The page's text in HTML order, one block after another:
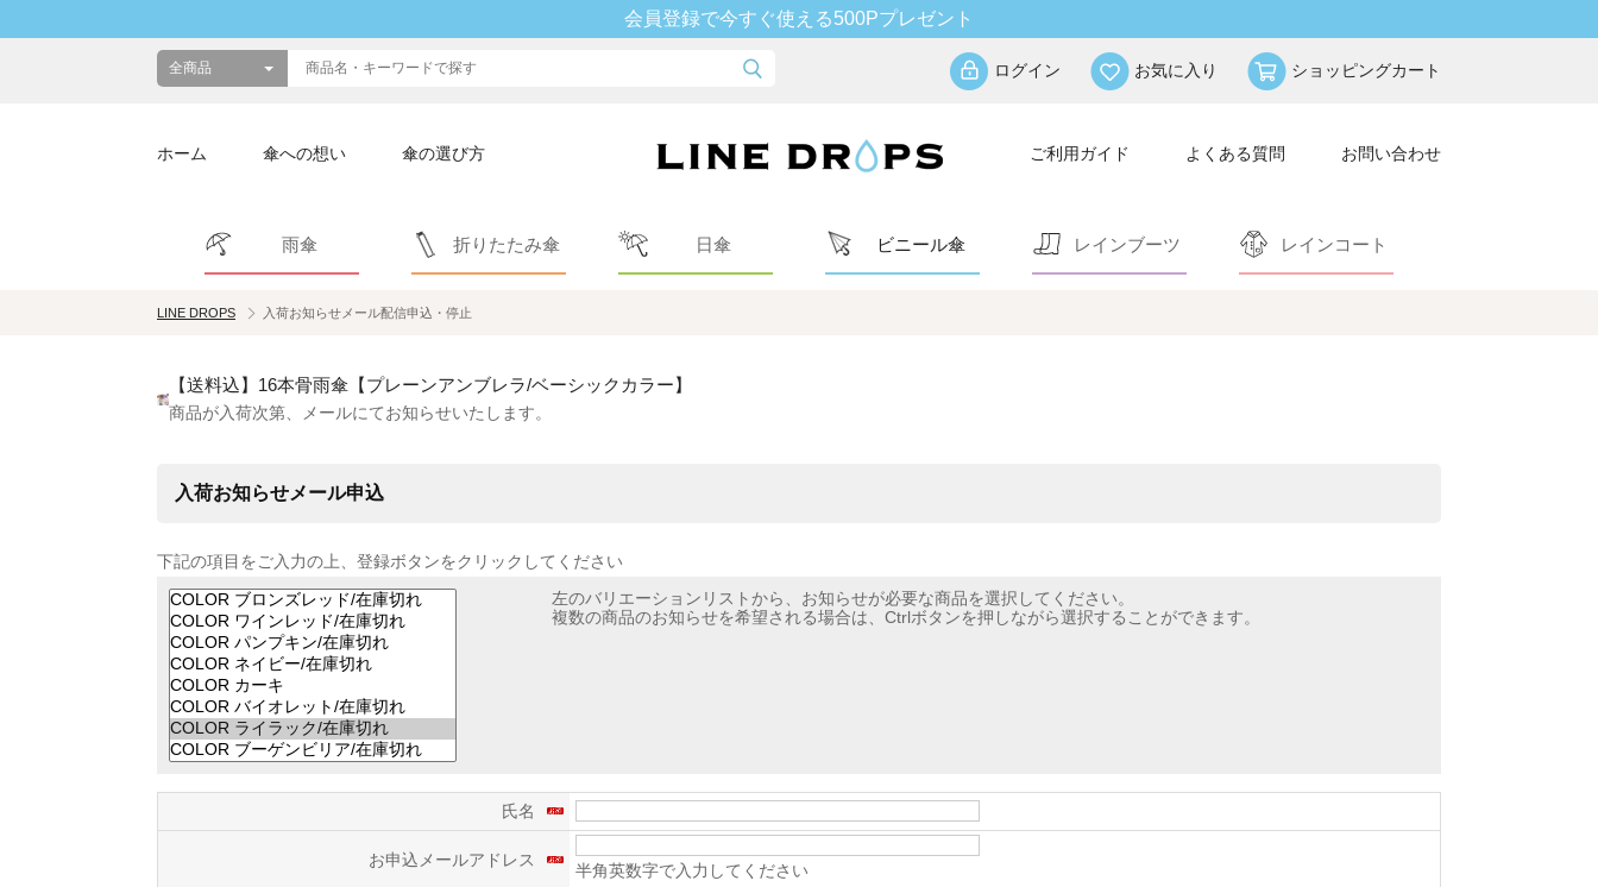
会員登録で今すぐ使える500Pプレゼント
ログイン お気に入り ショッピングカート
ホーム 傘への想い 傘の選び方 ご利用ガイド よくある質問 お問い合わせ
雨傘 折りたたみ傘 日傘 ビニール傘 レインブーツ レインコート
LINE DROPS 入荷お知らせメール配信申込・停止
【送料込】16本骨雨傘【プレーンアンブレラ/ベーシックカラー】
商品が入荷次第、メールにてお知らせいたします。
入荷お知らせメール申込
下記の項目をご入力の上、登録ボタンをクリックしてください
左のバリエーションリストから、お知らせが必要な商品を選択してください。
複数の商品のお知らせを希望される場合は、Ctrlボタンを押しながら選択することができます。
氏名
お申込メールアドレス
半角英数字で入力してください